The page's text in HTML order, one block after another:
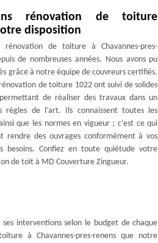
rénovation de toiture
disposition
rénovation de toiture à Chavannes-pres-
de nombreuses années. Nous avons pu
grâce à notre équipe de couvreurs certifiés.
de toiture 1022 ont suivi de solides
de réaliser des travaux dans un
règles de l’art. Ils connaissent toutes les
que les normes en vigueur ; c’est ce qui
rendre des ouvrages conformément à vos
besoins. Confiez en toute quiétude votre
de toit à MD Couverture Zingueur.
interventions selon le budget de chaque
à Chavannes-pres-renens que notre